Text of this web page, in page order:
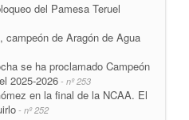
del Pamesa Teruel
campeón de Aragón de Agua
se ha proclamado Campeón
2025-2026 - nº 253
en la final de la NCAA. El
- nº 252